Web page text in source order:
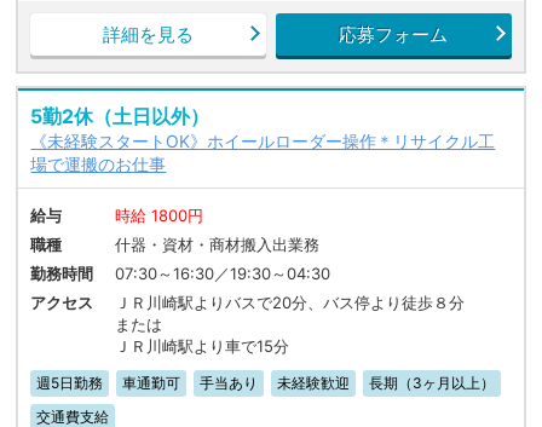
詳細を見る 応募フォーム
5勤2休（土日以外）
《未経験スタートOK》ホイールローダー操作＊リサイクル工
場で運搬のお仕事
給与
時給 1800円
職種
什器・資材・商材搬入出業務
勤務時間
07:30～16:30／19:30～04:30
アクセス
ＪＲ川崎駅よりバスで20分、バス停より徒歩８分
または
ＪＲ川崎駅より車で15分
週5日勤務 車通勤可 手当あり 未経験歓迎
長期（3ヶ月以上）
交通費支給